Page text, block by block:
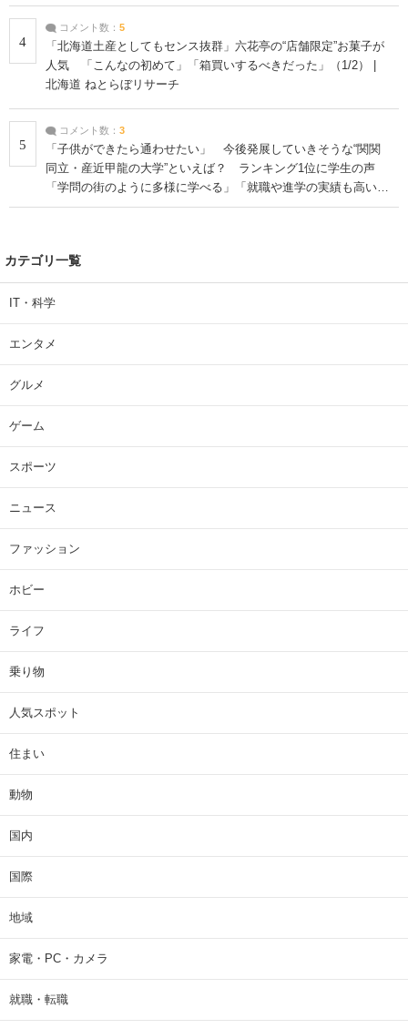
4
コメント数： 5
「北海道土産としてもセンス抜群」六花亭の“店舗限定”お菓子が
人気 「こんなの初めて」「箱買いするべきだった」（1/2） |
北海道 ねとらぼリサーチ
5
コメント数： 3
「子供ができたら通わせたい」 今後発展していきそうな“関関
同立・産近甲龍の大学”といえば？ ランキング1位に学生の声
「学問の街のように多様に学べる」「就職や進学の実績も高い」
| 大学 ねとらぼリサーチ
カテゴリ一覧
IT・科学
エンタメ
グルメ
ゲーム
スポーツ
ニュース
ファッション
ホビー
ライフ
乗り物
人気スポット
住まい
動物
国内
国際
地域
家電・PC・カメラ
就職・転職